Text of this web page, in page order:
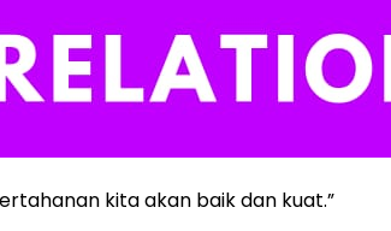
kita akan baik dan kuat.”